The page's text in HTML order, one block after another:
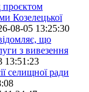
проєктом
Козелецької
08-05 13:25:30
що
з вивезення
13:51:23
селищної ради